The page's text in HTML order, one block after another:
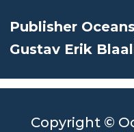
Publisher
Gustav Erik
Copyright ©